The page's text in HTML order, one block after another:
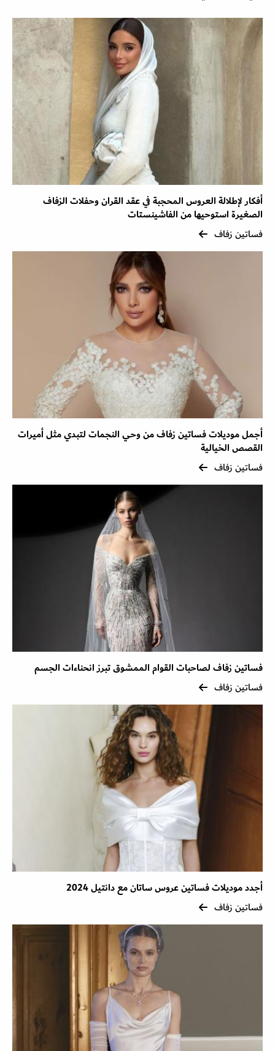
أفكار لإطلالة العروس المحجبة في عقد القران وحفلات الزفاف
الصغيرة استوحيها من الفاشينستات
فساتين زفاف
أجمل موديلات فساتين زفاف من وحي النجمات لتبدي مثل أميرات
القصص الخيالية
فساتين زفاف
فساتين زفاف لصاحبات القوام الممشوق تبرز انحناءات الجسم
فساتين زفاف
أجدد موديلات فساتين عروس ساتان مع دانتيل 2024
فساتين زفاف